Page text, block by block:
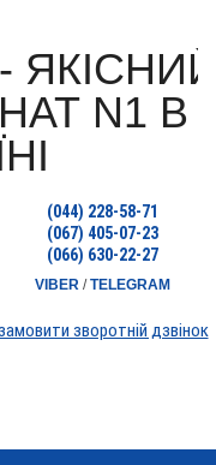
(044) 228-58-71
(067) 405-07-23
(066) 630-22-27
VIBER /TELEGRAM
зворотній дзвінок